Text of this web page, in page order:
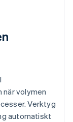
när volymen
Verktyg
automatiskt